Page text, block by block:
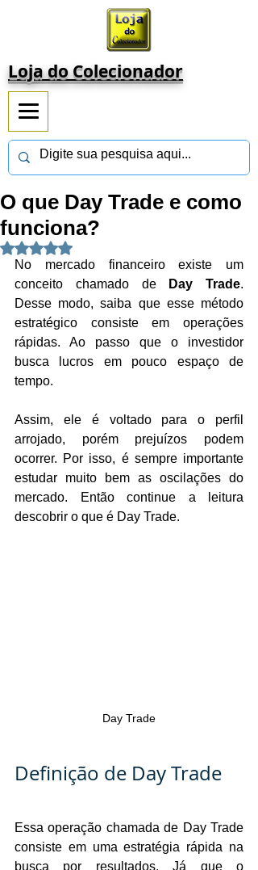
Loja do Colecionador
O que Day Trade e como
funciona?
Avaliado com NaN de 5 estrelas.
No mercado financeiro existe um
conceito chamado de
Day Trade.
Desse modo, saiba que esse método
estratégico consiste em operações
rápidas. Ao passo que o investidor
busca lucros em pouco espaço de
tempo.
Assim, ele é voltado para o perfil
arrojado, porém prejuízos podem
ocorrer. Por isso, é sempre importante
estudar muito bem as oscilações do
mercado. Então continue a leitura
descobrir o que é Day Trade.
Day Trade
Definição de Day Trade
Essa operação chamada de Day Trade
consiste em uma estratégia rápida na